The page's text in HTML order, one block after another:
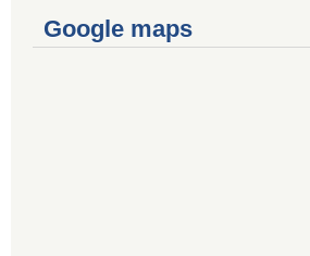
Google maps